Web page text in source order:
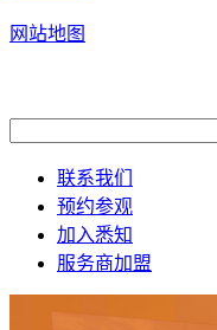
网站地图
联系我们
预约参观
加入悉知
服务商加盟